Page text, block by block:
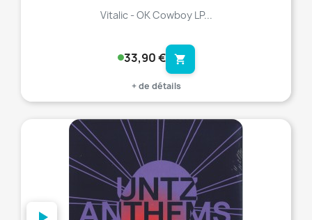
Vitalic - OK Cowboy LP...
33,90 € shopping_cart
+ de détails